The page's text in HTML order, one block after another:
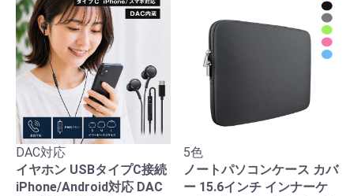
DAC対応
イヤホン USBタイプC接続
iPhone/Android対応 DAC
5色
ノートパソコンケース カバ
ー 15.6インチ インナーケ